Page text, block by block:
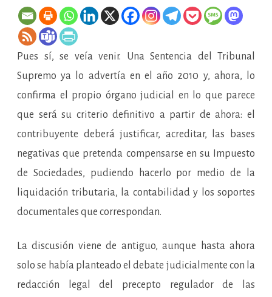
venir:
cambio
de
a
necesidad
de
las
compensadas
Pues sí, se veía venir. Una Sentencia del Tribunal
Supremo ya lo advertía en el año 2010 y, ahora, lo
confirma el propio órgano judicial en lo que parece
que será su criterio definitivo a partir de ahora: el
contribuyente deberá justificar, acreditar, las bases
negativas que pretenda compensarse en su Impuesto
de Sociedades, pudiendo hacerlo por medio de la
liquidación tributaria, la contabilidad y los soportes
documentales que correspondan.
La discusión viene de antiguo, aunque hasta ahora
solo se había planteado el debate judicialmente con la
redacción legal del precepto regulador de las